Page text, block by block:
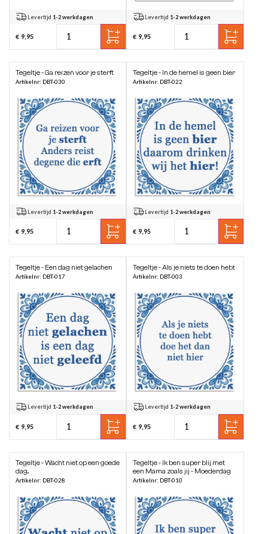
Levertijd 1-2 werkdagen
€ 9,95
Levertijd 1-2 werkdagen
€ 9,95
Tegeltje - Ga reizen voor je sterft
Artikelnr: DBT-030
Levertijd 1-2 werkdagen
€ 9,95
Tegeltje - In de hemel is geen bier
Artikelnr: DBT-022
Levertijd 1-2 werkdagen
€ 9,95
Tegeltje - Een dag niet gelachen
Artikelnr: DBT-017
Levertijd 1-2 werkdagen
€ 9,95
Tegeltje - Als je niets te doen hebt
Artikelnr: DBT-003
Levertijd 1-2 werkdagen
€ 9,95
Tegeltje - Wacht niet op een goede
dag..
Artikelnr: DBT-028
Tegeltje - Ik ben super blij met
een Mama zoals jij - Moederdag
Artikelnr: DBT-010